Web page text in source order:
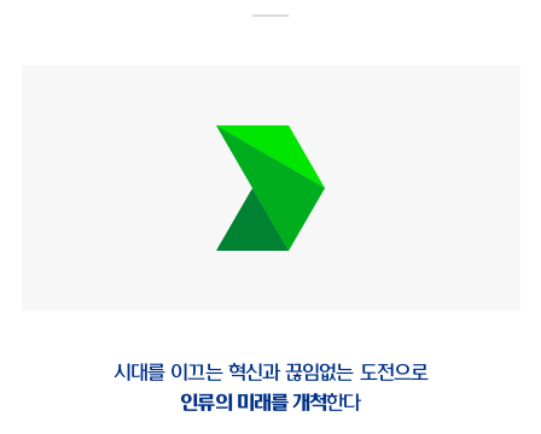
시대를 이끄는 혁신과 끊임없는 도전으로
인류의 미래를 개척한다